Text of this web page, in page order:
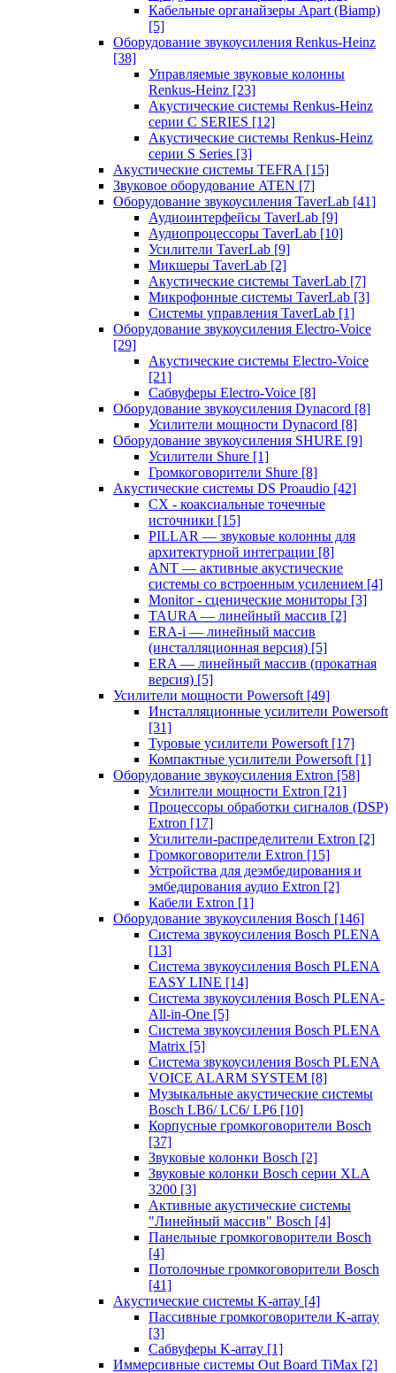
Кабельные органайзеры Apart (Biamp)
[5]
Оборудование звукоусиления Renkus-Heinz
[38]
Управляемые звуковые колонны
Renkus-Heinz [23]
Акустические системы Renkus-Heinz
серии C SERIES [12]
Акустические системы Renkus-Heinz
серии S Series [3]
Акустические системы TEFRA [15]
Звуковое оборудование ATEN [7]
Оборудование звукоусиления TaverLab [41]
Аудиоинтерфейсы TaverLab [9]
Аудиопроцессоры TaverLab [10]
Усилители TaverLab [9]
Микшеры TaverLab [2]
Акустические системы TaverLab [7]
Микрофонные системы TaverLab [3]
Системы управления TaverLab [1]
Оборудование звукоусиления Electro-Voice
[29]
Акустические системы Electro-Voice
[21]
Сабвуферы Electro-Voice [8]
Оборудование звукоусиления Dynacord [8]
Усилители мощности Dynacord [8]
Оборудование звукоусиления SHURE [9]
Усилители Shure [1]
Громкоговорители Shure [8]
Акустические системы DS Proaudio [42]
CX - коаксиальные точечные
источники [15]
PILLAR — звуковые колонны для
архитектурной интеграции [8]
ANT — активные акустические
системы со встроенным усилением [4]
Monitor - сценические мониторы [3]
TAURA — линейный массив [2]
ERA-i — линейный массив
(инсталляционная версия) [5]
ERA — линейный массив (прокатная
версия) [5]
Усилители мощности Powersoft [49]
Инсталляционные усилители Powersoft
[31]
Туровые усилители Powersoft [17]
Компактные усилители Powersoft [1]
Оборудование звукоусиления Extron [58]
Усилители мощности Extron [21]
Процессоры обработки сигналов (DSP)
Extron [17]
Усилители-распределители Extron [2]
Громкоговорители Extron [15]
Устройства для деэмбедирования и
эмбедирования аудио Extron [2]
Кабели Extron [1]
Оборудование звукоусиления Bosch [146]
Система звукоусиления Bosch PLENA
[13]
Система звукоусиления Bosch PLENA
EASY LINE [14]
Система звукоусиления Bosch PLENA-
All-in-One [5]
Система звукоусиления Bosch PLENA
Matrix [5]
Система звукоусиления Bosch PLENA
VOICE ALARM SYSTEM [8]
Музыкальные акустические системы
Bosch LB6/ LC6/ LP6 [10]
Корпусные громкоговорители Bosch
[37]
Звуковые колонки Bosch [2]
Звуковые колонки Bosch серии XLA
3200 [3]
Активные акустические системы
"Линейный массив" Bosch [4]
Панельные громкоговорители Bosch
[4]
Потолочные громкоговорители Bosch
[41]
Акустические системы K-array [4]
Пассивные громкоговорители K-array
[3]
Сабвуферы K-array [1]
Иммерсивные системы Out Board TiMax [2]